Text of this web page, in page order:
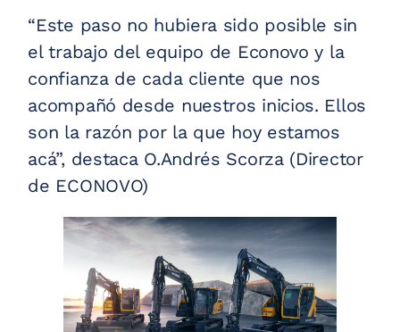
“Este paso no hubiera sido posible sin
el trabajo del equipo de Econovo y la
confianza de cada cliente que nos
acompañó desde nuestros inicios. Ellos
son la razón por la que hoy estamos
acá”, destaca O.Andrés Scorza (Director
de ECONOVO)